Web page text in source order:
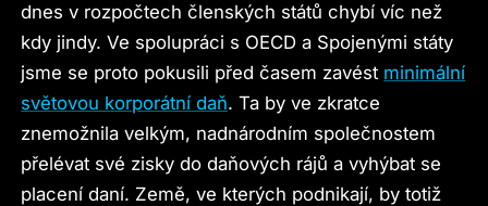
dnes v rozpočtech členských států chybí víc než
kdy jindy. Ve spolupráci s OECD a Spojenými státy
jsme se proto pokusili před časem zavést minimální
světovou korporátní daň. Ta by ve zkratce
znemožnila velkým, nadnárodním společnostem
přelévat své zisky do daňových rájů a vyhýbat se
placení daní. Země, ve kterých podnikají, by totiž